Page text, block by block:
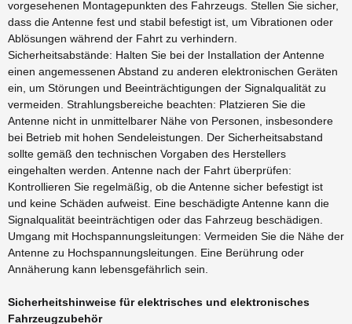
vorgesehenen Montagepunkten des Fahrzeugs. Stellen Sie sicher,
dass die Antenne fest und stabil befestigt ist, um Vibrationen oder
Ablösungen während der Fahrt zu verhindern.
Sicherheitsabstände: Halten Sie bei der Installation der Antenne
einen angemessenen Abstand zu anderen elektronischen Geräten
ein, um Störungen und Beeinträchtigungen der Signalqualität zu
vermeiden. Strahlungsbereiche beachten: Platzieren Sie die
Antenne nicht in unmittelbarer Nähe von Personen, insbesondere
bei Betrieb mit hohen Sendeleistungen. Der Sicherheitsabstand
sollte gemäß den technischen Vorgaben des Herstellers
eingehalten werden. Antenne nach der Fahrt überprüfen:
Kontrollieren Sie regelmäßig, ob die Antenne sicher befestigt ist
und keine Schäden aufweist. Eine beschädigte Antenne kann die
Signalqualität beeinträchtigen oder das Fahrzeug beschädigen.
Umgang mit Hochspannungsleitungen: Vermeiden Sie die Nähe der
Antenne zu Hochspannungsleitungen. Eine Berührung oder
Annäherung kann lebensgefährlich sein.
Sicherheitshinweise für elektrisches und elektronisches
Fahrzeugzubehör